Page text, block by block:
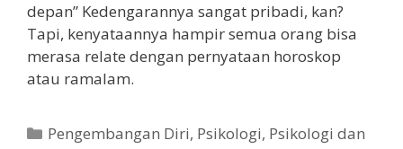
depan” Kedengarannya sangat pribadi, kan?
Tapi, kenyataannya hampir semua orang bisa
merasa relate dengan pernyataan horoskop
atau ramalam.
Kategori
Pengembangan Diri, Psikologi, Psikologi dan